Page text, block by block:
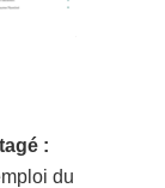
:
du